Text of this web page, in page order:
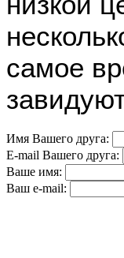
самое
Имя Вашего друга:
E-mail Вашего друга:
Ваше имя:
Ваш e-mail: